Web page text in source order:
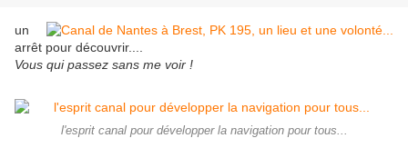
un
arrêt pour découvrir....
Vous qui passez sans me voir !
l'esprit canal pour développer la navigation pour tous...